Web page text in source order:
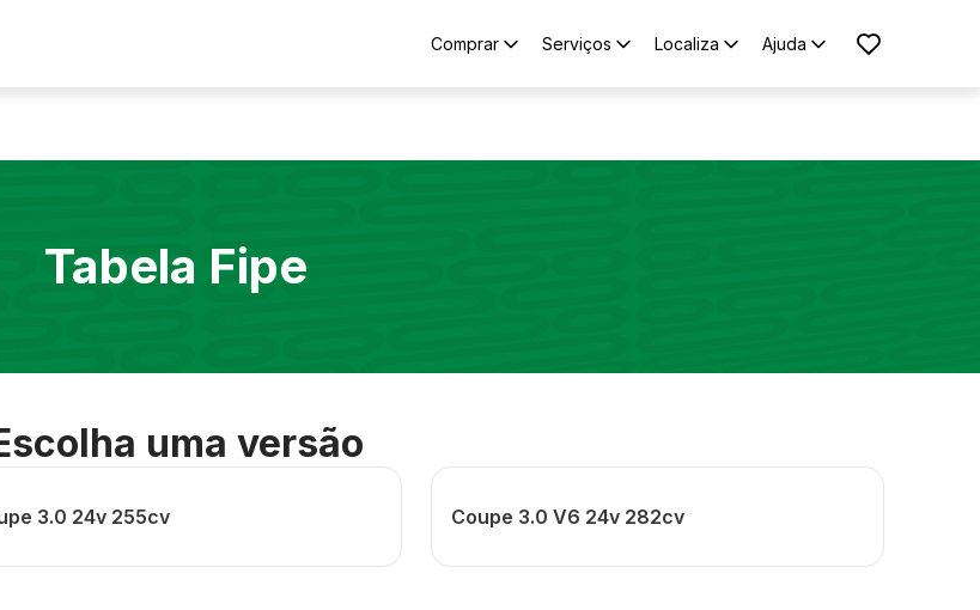
Comprar Serviços Localiza Ajuda
Tabela Fipe
uma versão
3.0 24v 255cv Coupe 3.0 V6 24v 282cv